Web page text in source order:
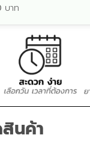
บาท
นค้า